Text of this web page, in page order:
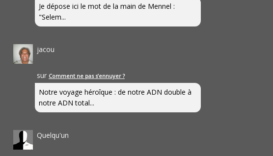
Je dépose ici le mot de la main de Mennel :
"Selem...
jacou
sur Comment ne pas s’ennuyer ?
Notre voyage héroîque : de notre ADN double à
notre ADN total...
Quelqu'un